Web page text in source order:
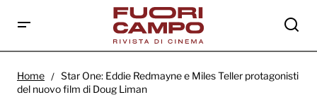
protagonisti del nuovo film di Doug Liman
Home
Star One: Eddie Redmayne e Miles Teller protagonisti
del nuovo film di Doug Liman